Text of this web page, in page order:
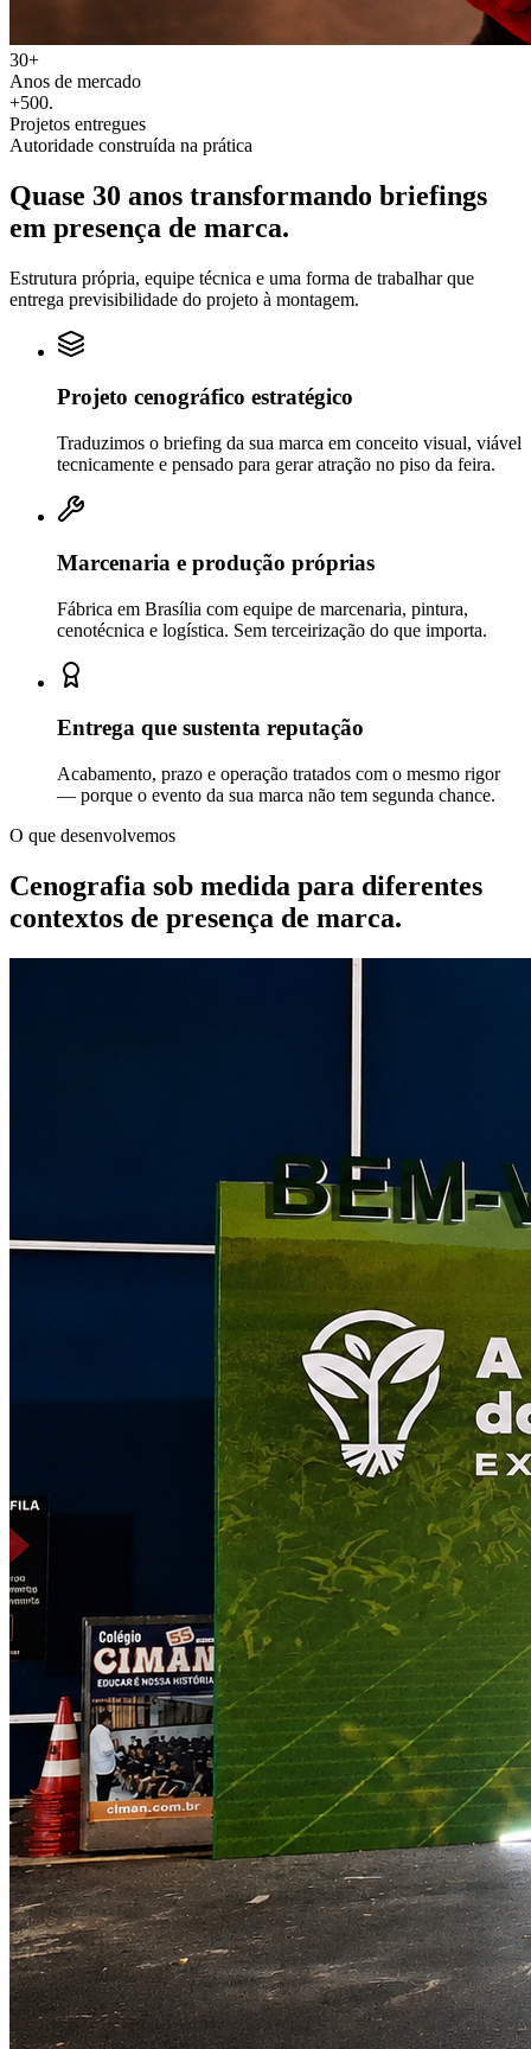
30+
Anos de mercado
+500.
Projetos entregues
Autoridade construída na prática
Quase 30 anos transformando briefings
em presença de marca.
Estrutura própria, equipe técnica e uma forma de trabalhar que
entrega previsibilidade do projeto à montagem.
Projeto cenográfico estratégico
Traduzimos o briefing da sua marca em conceito visual, viável
tecnicamente e pensado para gerar atração no piso da feira.
Marcenaria e produção próprias
Fábrica em Brasília com equipe de marcenaria, pintura,
cenotécnica e logística. Sem terceirização do que importa.
Entrega que sustenta reputação
Acabamento, prazo e operação tratados com o mesmo rigor
— porque o evento da sua marca não tem segunda chance.
O que desenvolvemos
Cenografia sob medida para diferentes
contextos de presença de marca.